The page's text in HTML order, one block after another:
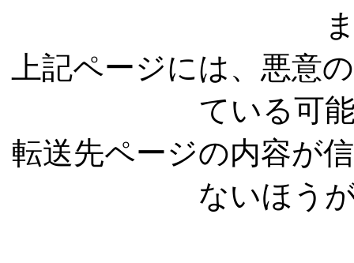
上記ページには、悪意
ている可
転送先ページの内容が
ないほう